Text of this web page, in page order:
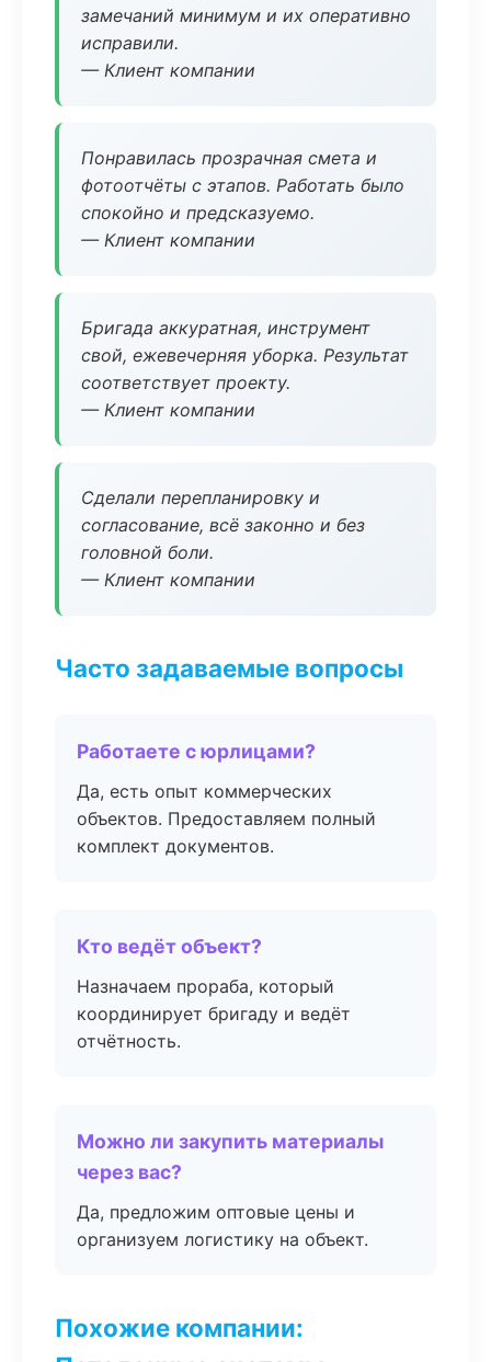
замечаний минимум и их оперативно
исправили.
— Клиент компании
Понравилась прозрачная смета и
фотоотчёты с этапов. Работать было
спокойно и предсказуемо.
— Клиент компании
Бригада аккуратная, инструмент
свой, ежевечерняя уборка. Результат
соответствует проекту.
— Клиент компании
Сделали перепланировку и
согласование, всё законно и без
головной боли.
— Клиент компании
Часто задаваемые вопросы
Работаете с юрлицами?
Да, есть опыт коммерческих
объектов. Предоставляем полный
комплект документов.
Кто ведёт объект?
Назначаем прораба, который
координирует бригаду и ведёт
отчётность.
Можно ли закупить материалы
через вас?
Да, предложим оптовые цены и
организуем логистику на объект.
Похожие компании: